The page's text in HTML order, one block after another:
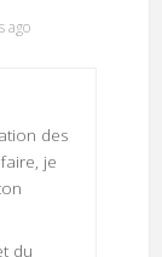
ago
des
je
du